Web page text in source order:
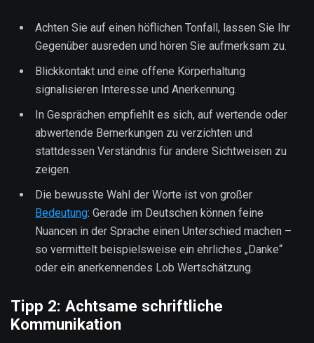
Achten Sie auf einen höflichen Tonfall, lassen Sie Ihr
Gegenüber ausreden und hören Sie aufmerksam zu.
Blickkontakt und eine offene Körperhaltung
signalisieren Interesse und Anerkennung.
In Gesprächen empfiehlt es sich, auf wertende oder
abwertende Bemerkungen zu verzichten und
stattdessen Verständnis für andere Sichtweisen zu
zeigen.
Die bewusste Wahl der Worte ist von großer
Bedeutung: Gerade im Deutschen können feine
Nuancen in der Sprache einen Unterschied machen –
so vermittelt beispielsweise ein ehrliches „Danke“
oder ein anerkennendes Lob Wertschätzung.
Tipp 2: Achtsame schriftliche
Kommunikation